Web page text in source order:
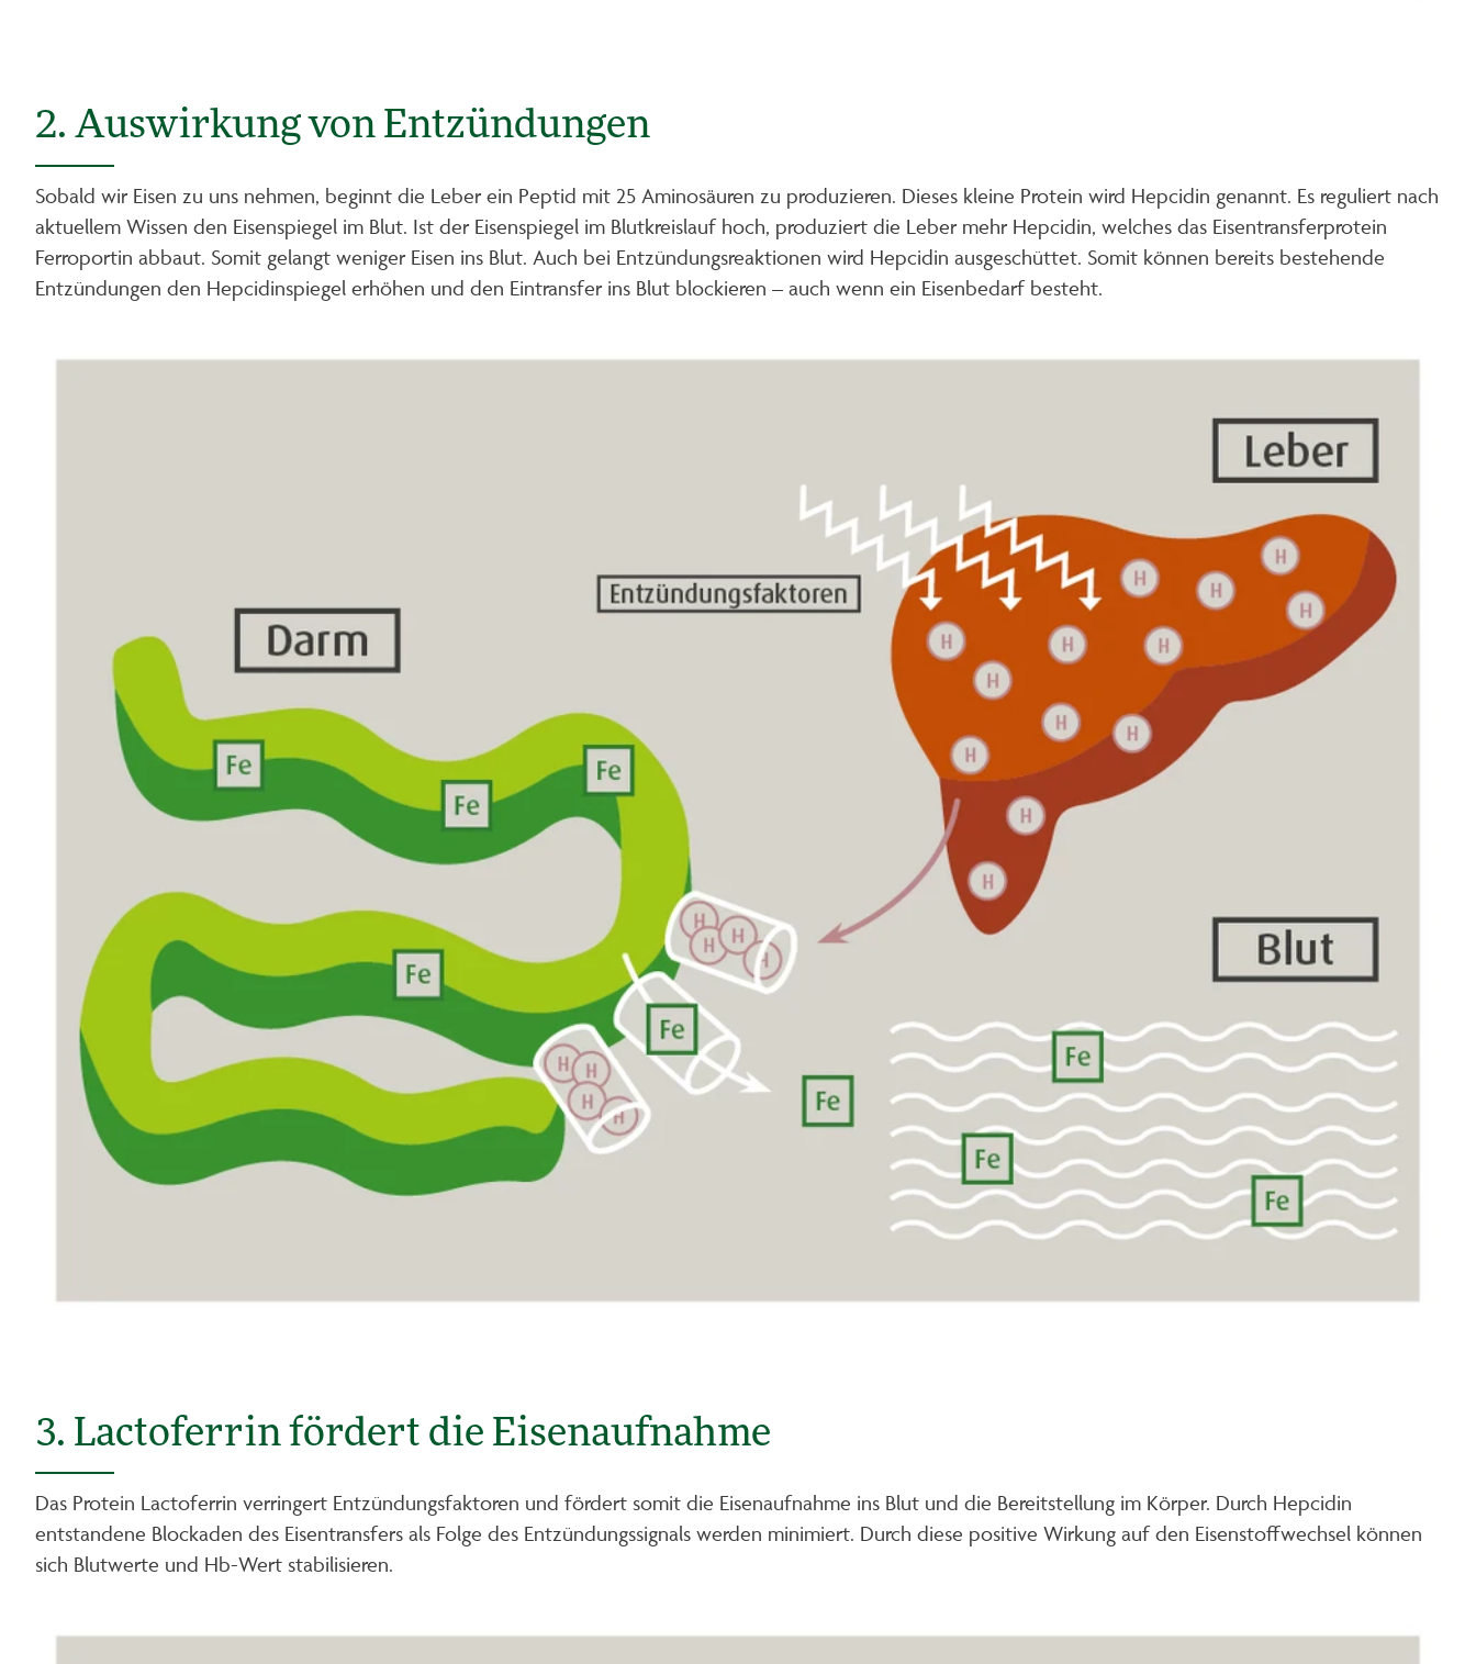
2. Auswirkung von Entzündungen
Sobald wir Eisen zu uns nehmen, beginnt die Leber ein Peptid mit 25 Aminosäuren zu produzieren. Dieses kleine Protein wird Hepcidin genannt. Es reguliert nach
aktuellem Wissen den Eisenspiegel im Blut. Ist der Eisenspiegel im Blutkreislauf hoch, produziert die Leber mehr Hepcidin, welches das Eisentransferprotein
Ferroportin abbaut. Somit gelangt weniger Eisen ins Blut. Auch bei Entzündungsreaktionen wird Hepcidin ausgeschüttet. Somit können bereits bestehende
Entzündungen den Hepcidinspiegel erhöhen und den Eintransfer ins Blut blockieren – auch wenn ein Eisenbedarf besteht.
3. Lactoferrin fördert die Eisenaufnahme
Das Protein Lactoferrin verringert Entzündungsfaktoren und fördert somit die Eisenaufnahme ins Blut und die Bereitstellung im Körper. Durch Hepcidin
entstandene Blockaden des Eisentransfers als Folge des Entzündungssignals werden minimiert. Durch diese positive Wirkung auf den Eisenstoffwechsel können
sich Blutwerte und Hb-Wert stabilisieren.